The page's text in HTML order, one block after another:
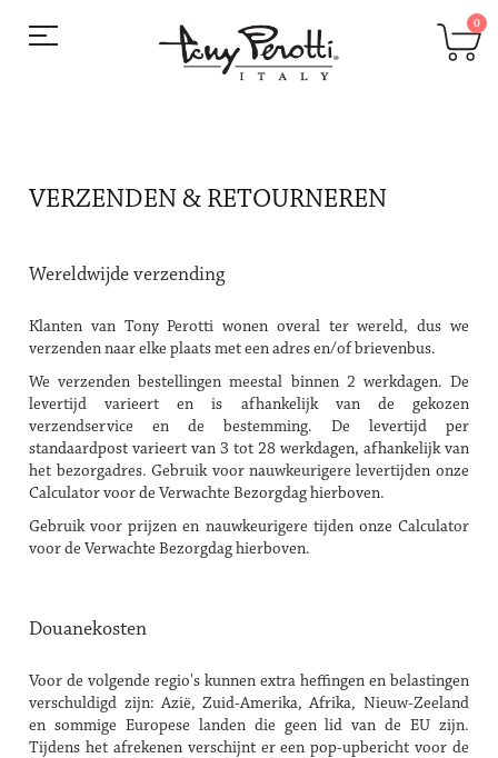
0
naar
VERZENDEN & RETOURNEREN
Wereldwijde verzending
Klanten van Tony Perotti wonen overal ter wereld, dus we
verzenden naar elke plaats met een adres en/of brievenbus.
We verzenden bestellingen meestal binnen 2 werkdagen. De
levertijd varieert en is afhankelijk van de gekozen
verzendservice en de bestemming. De levertijd per
standaardpost varieert van 3 tot 28 werkdagen, afhankelijk van
het bezorgadres. Gebruik voor nauwkeurigere levertijden onze
Calculator voor de Verwachte Bezorgdag hierboven.
Gebruik voor prijzen en nauwkeurigere tijden onze Calculator
voor de Verwachte Bezorgdag hierboven.
Douanekosten
Voor de volgende regio's kunnen extra heffingen en belastingen
verschuldigd zijn: Azië, Zuid-Amerika, Afrika, Nieuw-Zeeland
en sommige Europese landen die geen lid van de EU zijn.
Tijdens het afrekenen verschijnt er een pop-upbericht voor de